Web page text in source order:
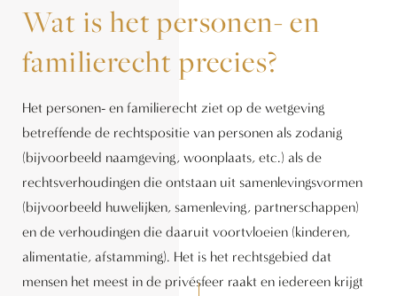
Wat is het personen- en
familierecht precies?
Het personen- en familierecht ziet op de wetgeving
betreffende de rechtspositie van personen als zodanig
(bijvoorbeeld naamgeving, woonplaats, etc.) als de
rechtsverhoudingen die ontstaan uit samenlevingsvormen
(bijvoorbeeld huwelijken, samenleving, partnerschappen)
en de verhoudingen die daaruit voortvloeien (kinderen,
alimentatie, afstamming). Het is het rechtsgebied dat
mensen het meest in de privésfeer raakt en iedereen krijgt